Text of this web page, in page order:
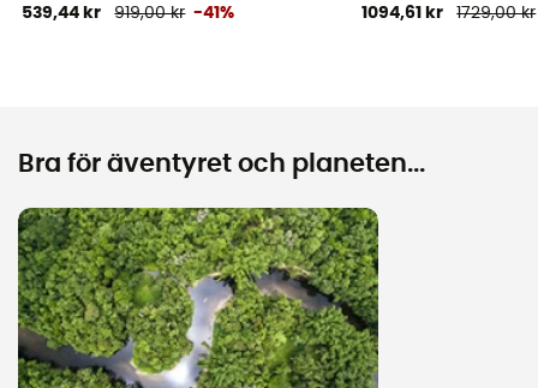
539,44 kr 919,00 kr -41% 1094,61 kr 1729,00 kr
Bra för äventyret och planeten...